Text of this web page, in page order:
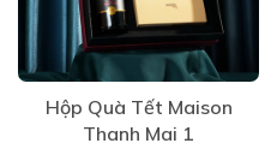
Hộp Quà Tết Maison
Thanh Mai 1